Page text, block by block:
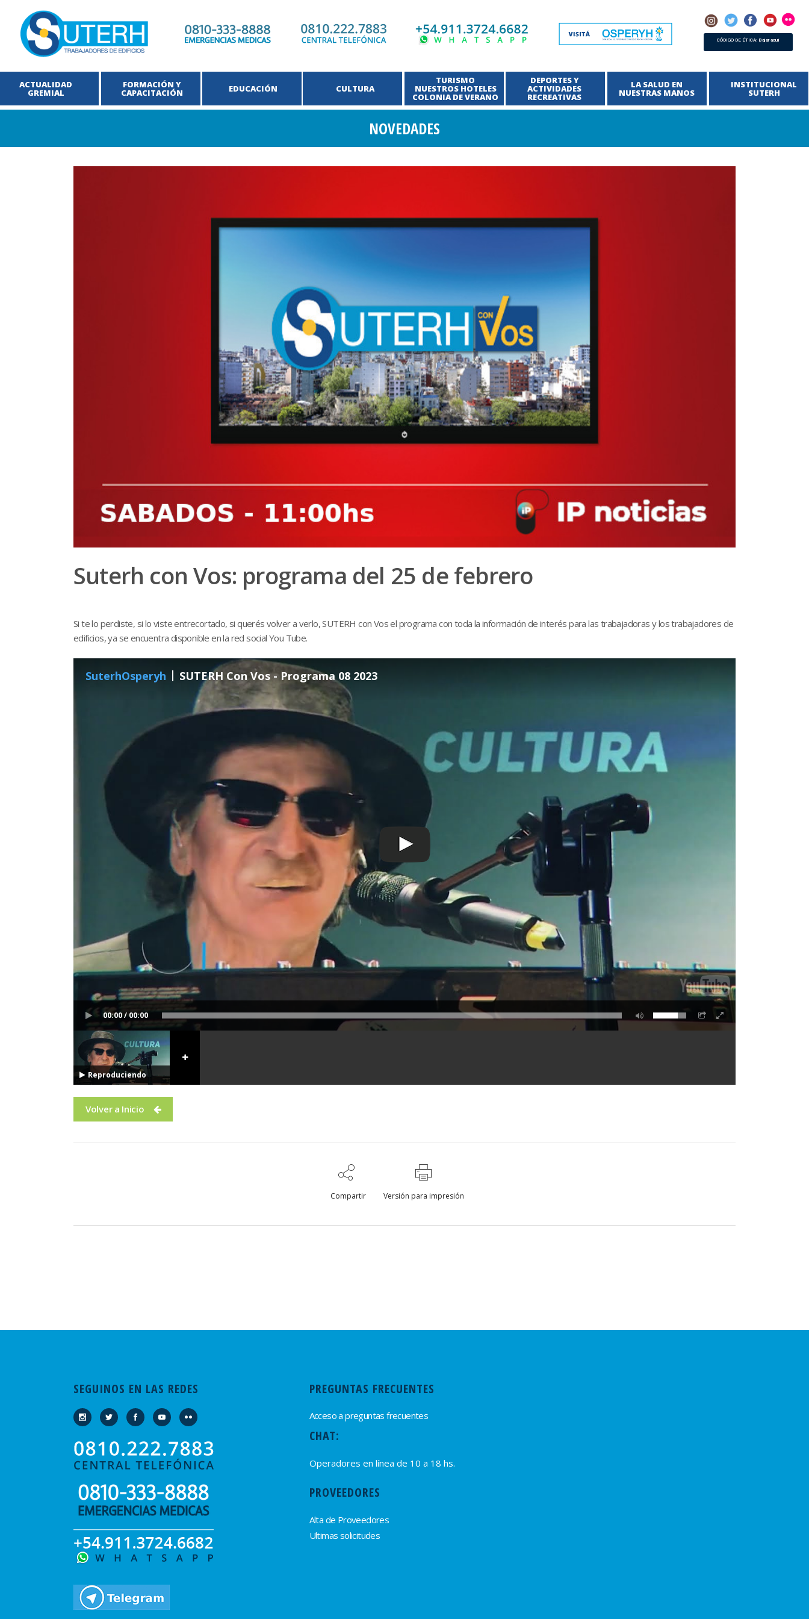
CÓDIGO DE ÉTICA: Bajar aquí
ACTUALIDAD
GREMIAL EDUCACIÓN CULTURA
TURISMO
NUESTROS HOTELES
COLONIA DE VERANO
DEPORTES Y
ACTIVIDADES
RECREATIVAS
LA SALUD EN
NUESTRAS MANOS
INSTITUCIONAL
SUTERH
FORMACIÓN Y
CAPACITACIÓN
NOVEDADES
Suterh con Vos: programa del 25 de febrero
Si te lo perdiste, si lo viste entrecortado, si querés volver a verlo, SUTERH con Vos el programa con toda la información de interés para las trabajadoras y los trabajadores de
edificios, ya se encuentra disponible en la red social You Tube.
00:00 / 00:00
SuterhOsperyh SUTERH Con Vos - Programa 08 2023
Reproduciendo
Volver a Inicio
Compartir Versión para impresión
SEGUINOS EN LAS REDES PREGUNTAS FRECUENTES
Acceso a preguntas frecuentes
CHAT:
Operadores en línea de 10 a 18 hs.
PROVEEDORES
Alta de Proveedores
Ultimas solicitudes